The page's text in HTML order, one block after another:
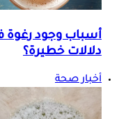
أسباب وجود رغوة
دلالات خطيرة؟
أخبار صحة